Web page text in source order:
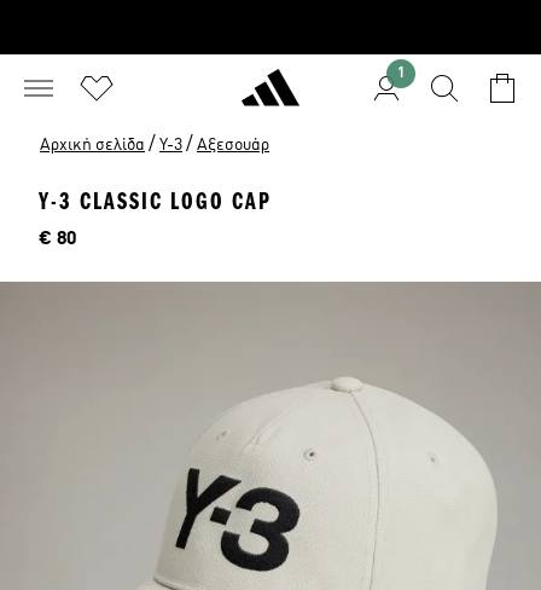
1
Αρχική σελίδα / Y-3 / Αξεσουάρ
Y-3 CLASSIC LOGO CAP
Τιμή
€ 80